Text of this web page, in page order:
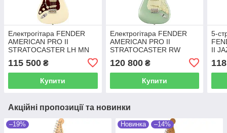
Електрогітара FENDER
AMERICAN PRO II
STRATOCASTER LH MN
115 500 ₴
Купити
Електрогітара FENDER
AMERICAN PRO II
STRATOCASTER RW
120 800₴
Купити
5-
II
Акційні пропозиції та новинки
–19% Новинка –14%